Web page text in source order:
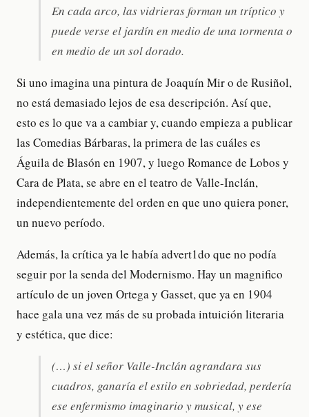
En cada arco, las vidrieras forman un tríptico y
puede verse el jardín en medio de una tormenta o
en medio de un sol dorado.
Si uno imagina una pintura de Joaquín Mir o de Rusiñol,
no está demasiado lejos de esa descripción. Así que,
esto es lo que va a cambiar y, cuando empieza a publicar
las Comedias Bárbaras, la primera de las cuáles es
Águila de Blasón en 1907, y luego Romance de Lobos y
Cara de Plata, se abre en el teatro de Valle-Inclán,
independientemente del orden en que uno quiera poner,
un nuevo período.
Además, la crítica ya le había advert1do que no podía
seguir por la senda del Modernismo. Hay un magnifico
artículo de un joven Ortega y Gasset, que ya en 1904
hace gala una vez más de su probada intuición literaria
y estética, que dice:
(…) si el señor Valle-Inclán agrandara sus
cuadros, ganaría el estilo en sobriedad, perdería
ese enfermismo imaginario y musical, y ese